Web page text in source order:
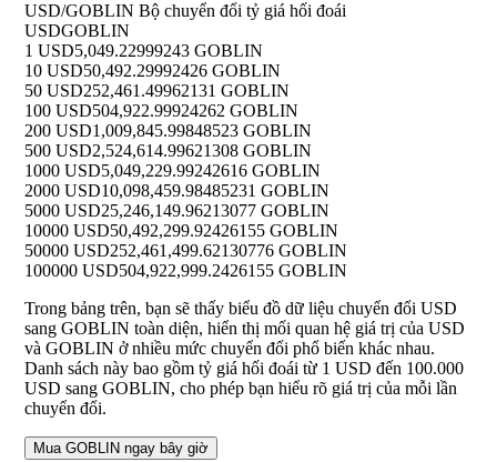
USD/GOBLIN Bộ chuyển đổi tỷ giá hối đoái
USDGOBLIN
1 USD5,049.22999243 GOBLIN
10 USD50,492.29992426 GOBLIN
50 USD252,461.49962131 GOBLIN
100 USD504,922.99924262 GOBLIN
200 USD1,009,845.99848523 GOBLIN
500 USD2,524,614.99621308 GOBLIN
1000 USD5,049,229.99242616 GOBLIN
2000 USD10,098,459.98485231 GOBLIN
5000 USD25,246,149.96213077 GOBLIN
10000 USD50,492,299.92426155 GOBLIN
50000 USD252,461,499.62130776 GOBLIN
100000 USD504,922,999.2426155 GOBLIN
Trong bảng trên, bạn sẽ thấy biểu đồ dữ liệu chuyển đổi USD
sang GOBLIN toàn diện, hiển thị mối quan hệ giá trị của USD
và GOBLIN ở nhiều mức chuyển đổi phổ biến khác nhau.
Danh sách này bao gồm tỷ giá hối đoái từ 1 USD đến 100.000
USD sang GOBLIN, cho phép bạn hiểu rõ giá trị của mỗi lần
chuyển đổi.
Mua GOBLIN ngay bây giờ